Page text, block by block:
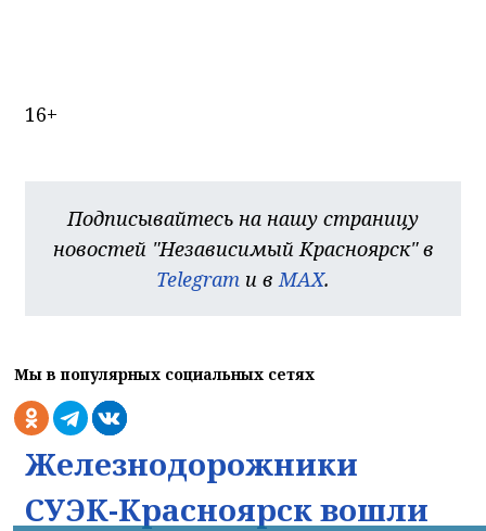
16+
Подписывайтесь на нашу страницу
новостей "Независимый Красноярск" в
Telegram и в MAX.
Мы в популярных социальных сетях
Железнодорожники
СУЭК-Красноярск вошли